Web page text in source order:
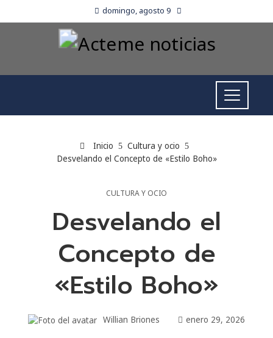
domingo, agosto 9
Inicio
Cultura y ocio
Desvelando el Concepto de «Estilo Boho»
CULTURA Y OCIO
Desvelando el
Concepto de
«Estilo Boho»
Willian Briones enero 29, 2026